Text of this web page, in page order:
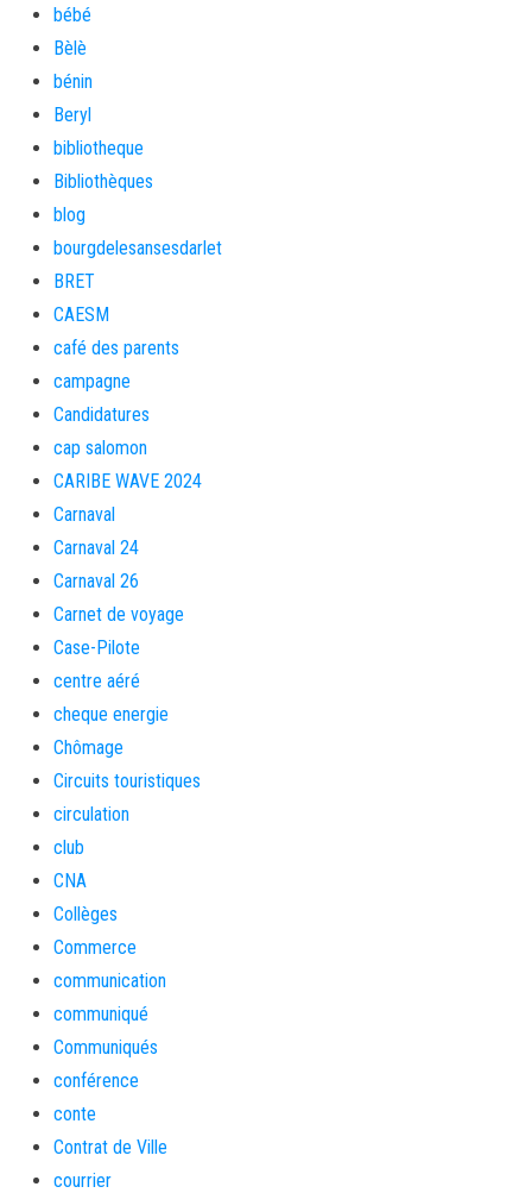
bébé
Bèlè
bénin
Beryl
bibliotheque
Bibliothèques
blog
bourgdelesansesdarlet
BRET
CAESM
café des parents
campagne
Candidatures
cap salomon
CARIBE WAVE 2024
Carnaval
Carnaval 24
Carnaval 26
Carnet de voyage
Case-Pilote
centre aéré
cheque energie
Chômage
Circuits touristiques
circulation
club
CNA
Collèges
Commerce
communication
communiqué
Communiqués
conférence
conte
Contrat de Ville
courrier